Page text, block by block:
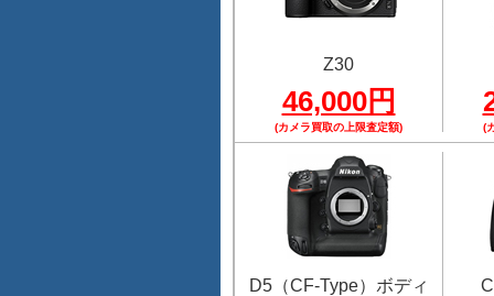
Z30
46,000円
(カメラ買取の上限査定額) (
D5（CF-Type）ボディ